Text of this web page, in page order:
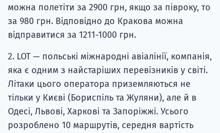
можна полетіти за 2900 грн, якщо за півроку, то
за 980 грн. Відповідно до Кракова можна
відправитися за 1211-1000 грн.
2. LOT — польські міжнародні авіалінії, компанія,
яка є одним з найстаріших перевізників у світі.
Літаки цього оператора приземляються не
тільки у Києві (Бориспіль та Жуляни), але й в
Одесі, Львові, Харкові та Запоріжжі. Усього
розроблено 10 маршрутів, середня вартість